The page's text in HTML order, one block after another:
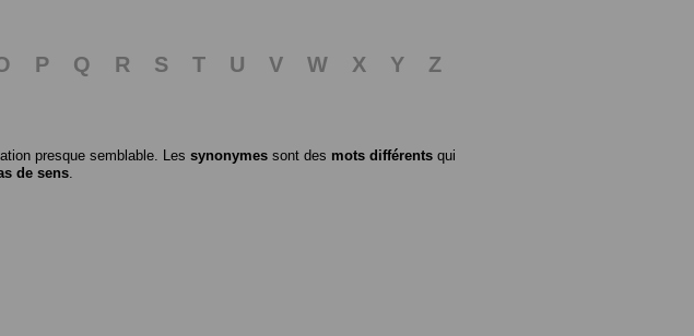
P Q R S T U V W X Y
Z
presque semblable. Les synonymes sont des mots différents qui
de sens